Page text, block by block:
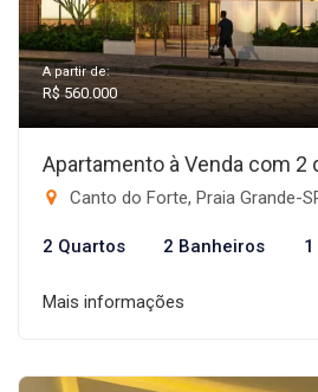
A partir de:
R$ 560.000
Apartamento à Venda com 2
Canto do Forte, Praia Grande-
2 Quartos 2 Banheiros
Mais informações